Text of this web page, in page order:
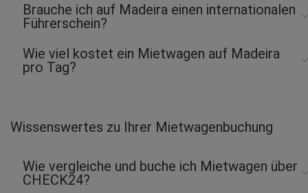
Brauche ich auf Madeira einen internationalen
Führerschein?
Wie viel kostet ein Mietwagen auf Madeira
pro Tag?
Wissenswertes zu Ihrer Mietwagenbuchung
Wie vergleiche und buche ich Mietwagen über
CHECK24?